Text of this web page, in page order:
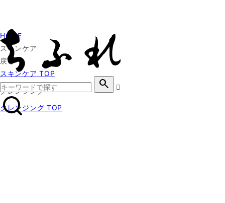
search
HOME
スキンケア
戻る
スキンケア TOP
クレンジング
クレンジング TOP